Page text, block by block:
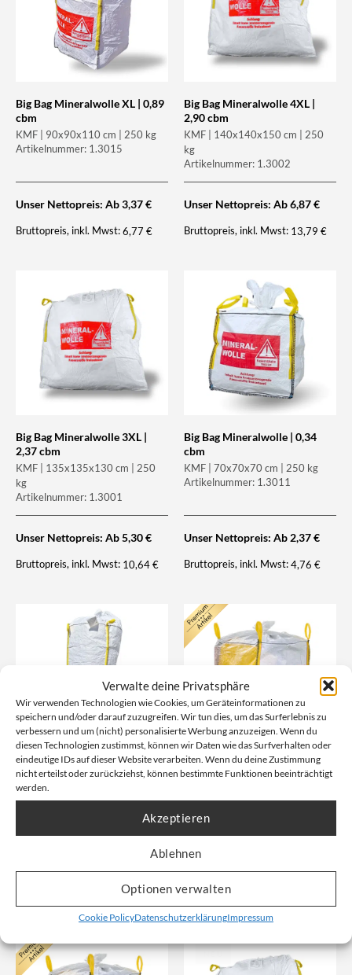
Verwalte deine Privatsphäre
Wir verwenden Technologien wie Cookies, um Geräteinformationen zu
speichern und/oder darauf zuzugreifen. Wir tun dies, um das Surferlebnis zu
verbessern und um (nicht) personalisierte Werbung anzuzeigen. Wenn du
diesen Technologien zustimmst, können wir Daten wie das Surfverhalten oder
eindeutige IDs auf dieser Website verarbeiten. Wenn du deine Zustimmung
nicht erteilst oder zurückziehst, können bestimmte Funktionen beeinträchtigt
werden.
Akzeptieren
Ablehnen
Optionen verwalten
Cookie PolicyDatenschutzerklärungImpressum
Big Bag Mineralwolle XL | 0,89
cbm
KMF | 90x90x110 cm | 250 kg
Artikelnummer: 1.3015
Unser Nettopreis: Ab3,37€
Bruttopreis, inkl. Mwst:6,77€
Big Bag Mineralwolle 4XL |
2,90 cbm
KMF | 140x140x150 cm | 250
kg
Artikelnummer: 1.3002
Unser Nettopreis: Ab6,87€
Bruttopreis, inkl. Mwst: 13,79€
Big Bag Mineralwolle 3XL |
2,37 cbm
KMF | 135x135x130 cm | 250
kg
Artikelnummer: 1.3001
Unser Nettopreis: Ab5,30€
Bruttopreis, inkl. Mwst: 10,64€
Big Bag Mineralwolle | 0,34
cbm
KMF | 70x70x70 cm | 250 kg
Artikelnummer: 1.3011
Unser Nettopreis: Ab 2,37€
Bruttopreis, inkl. Mwst:4,76€
Big Bag Mineralwolle | 1,78
cbm
KMF | 90x90x220 cm | 250 kg
€
11,94
Nicht vorrätig
Transparenter Big Bag
KMF | 135x135x130 cm | 250
kg
Unser Nettopreis: Ab6,41€
Bruttopreis, inkl. Mwst: